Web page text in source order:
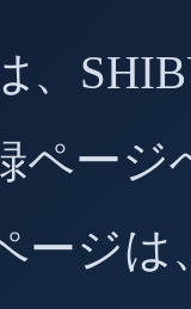
、
ペー
ージは